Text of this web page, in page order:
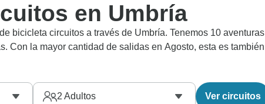
en Umbría
bicicleta circuitos a través de Umbría. Tenemos 10 aventuras
Con la mayor cantidad de salidas en Agosto, esta es también
2 Adultos Ver circuitos